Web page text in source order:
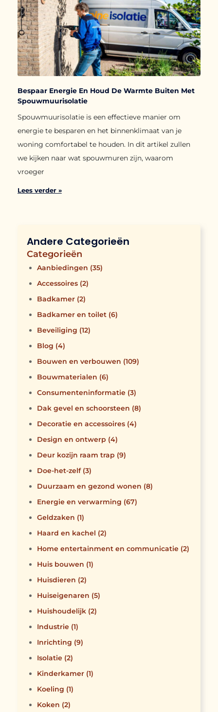
Bespaar Energie En Houd De Warmte Buiten Met
Spouwmuurisolatie
Spouwmuurisolatie is een effectieve manier om
energie te besparen en het binnenklimaat van je
woning comfortabel te houden. In dit artikel zullen
we kijken naar wat spouwmuren zijn, waarom
vroeger
Lees verder »
Andere Categorieën
Categorieën
Aanbiedingen (35)
Accessoires (2)
Badkamer (2)
Badkamer en toilet (6)
Beveiliging (12)
Blog (4)
Bouwen en verbouwen (109)
Bouwmaterialen (6)
Consumenteninformatie (3)
Dak gevel en schoorsteen (8)
Decoratie en accessoires (4)
Design en ontwerp (4)
Deur kozijn raam trap (9)
Doe-het-zelf (3)
Duurzaam en gezond wonen (8)
Energie en verwarming (67)
Geldzaken (1)
Haard en kachel (2)
Home entertainment en communicatie (2)
Huis bouwen (1)
Huisdieren (2)
Huiseigenaren (5)
Huishoudelijk (2)
Industrie (1)
Inrichting (9)
Isolatie (2)
Kinderkamer (1)
Koeling (1)
Koken (2)